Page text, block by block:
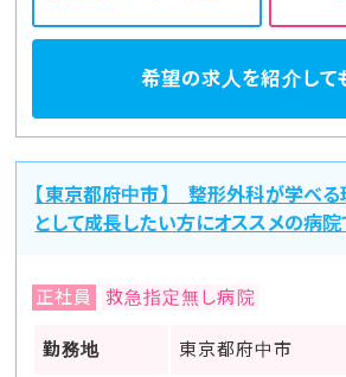
希望の求人を紹介して
【東京都府中市】 整形外科が学べる
として成長したい方にオススメの病
正社員 救急指定無し病院
勤務地 東京都府中市